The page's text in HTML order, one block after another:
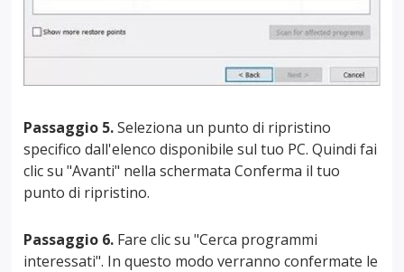
Passaggio 5.Seleziona un punto di ripristino
specifico dall'elenco disponibile sul tuo PC. Quindi fai
clic su "Avanti" nella schermata Conferma il tuo
punto di ripristino.
Passaggio 6. Fare clic su "Cerca programmi
interessati". In questo modo verranno confermate le